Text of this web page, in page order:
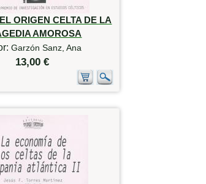
ORIGEN CELTA DE LA
AMOROSA
Garzón Sanz, Ana
13,00 €